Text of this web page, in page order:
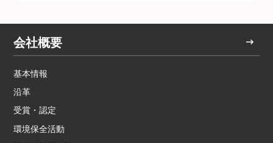
会社概要
基本情報
沿革
受賞・認定
環境保全活動